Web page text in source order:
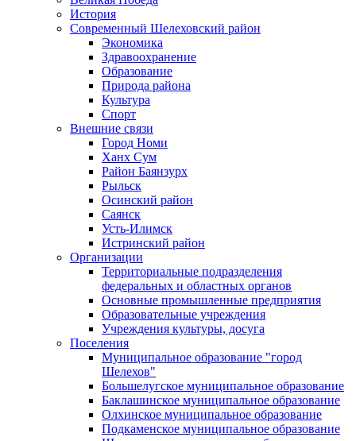
История
Современный Шелеховский район
Экономика
Здравоохранение
Образование
Природа района
Культура
Спорт
Внешние связи
Город Номи
Ханх Сум
Район Баянзурх
Рыльск
Осинский район
Саянск
Усть-Илимск
Истринский район
Организации
Территориальные подразделения
федеральных и областных органов
Основные промышленные предприятия
Образовательные учреждения
Учреждения культуры, досуга
Поселения
Муниципальное образование "город
Шелехов"
Большелугское муниципальное образование
Баклашинское муниципальное образование
Олхинское муниципальное образование
Подкаменское муниципальное образование